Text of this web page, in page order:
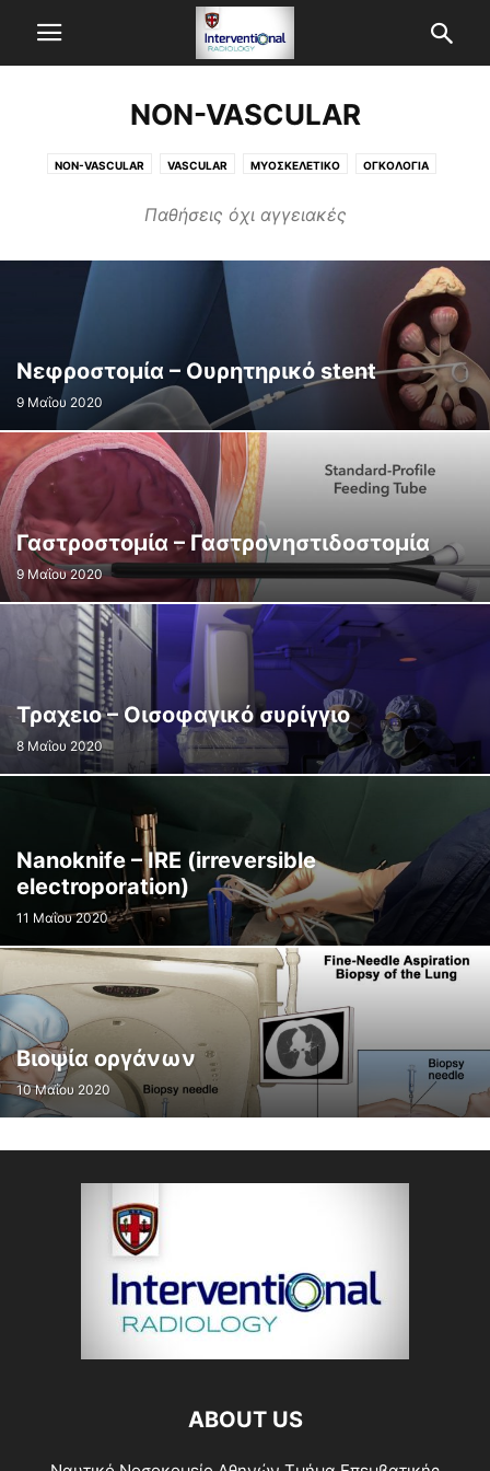
NON-VASCULAR
NON-VASCULAR VASCULAR ΜΥΟΣΚΕΛΕΤΙΚΟ ΟΓΚΟΛΟΓΙΑ
Παθήσεις όχι αγγειακές
Νεφροστομία – Ουρητηρικό stent
9 Μαΐου 2020
Γαστροστομία – Γαστρονηστιδοστομία
9 Μαΐου 2020
Τραχειο – Οισοφαγικό συρίγγιο
8 Μαΐου 2020
Nanoknife – IRE (irreversible
electroporation)
11 Μαΐου 2020
Βιοψία οργάνων
10 Μαΐου 2020
ABOUT US